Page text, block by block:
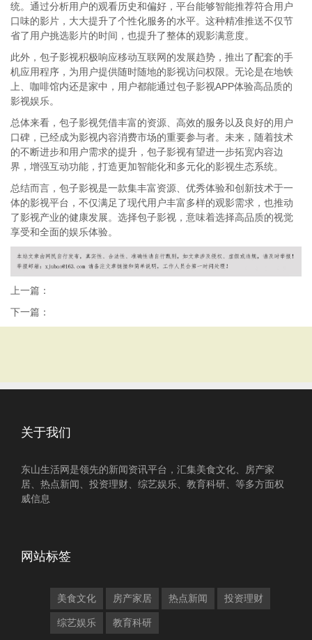
统。通过分析用户的观看历史和偏好，平台能够智能推荐符合用户
口味的影片，大大提升了个性化服务的水平。这种精准推送不仅节
省了用户挑选影片的时间，也提升了整体的观影满意度。
此外，包子影视积极响应移动互联网的发展趋势，推出了配套的手
机应用程序，为用户提供随时随地的影视访问权限。无论是在地铁
上、咖啡馆内还是家中，用户都能通过包子影视APP体验高品质的
影视娱乐。
总体来看，包子影视凭借丰富的资源、高效的服务以及良好的用户
口碑，已经成为影视内容消费市场的重要参与者。未来，随着技术
的不断进步和用户需求的提升，包子影视有望进一步拓宽内容边
界，增强互动功能，打造更加智能化和多元化的影视生态系统。
总结而言，包子影视是一款集丰富资源、优秀体验和创新技术于一
体的影视平台，不仅满足了现代用户丰富多样的观影需求，也推动
了影视产业的健康发展。选择包子影视，意味着选择高品质的视觉
享受和全面的娱乐体验。
上一篇：
下一篇：
关于我们
东山生活网是领先的新闻资讯平台，汇集美食文化、房产家
居、热点新闻、投资理财、综艺娱乐、教育科研、等多方面权
威信息
网站标签
美食文化 房产家居 热点新闻 投资理财
综艺娱乐 教育科研